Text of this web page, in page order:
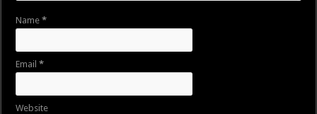
Name*
Email*
Website